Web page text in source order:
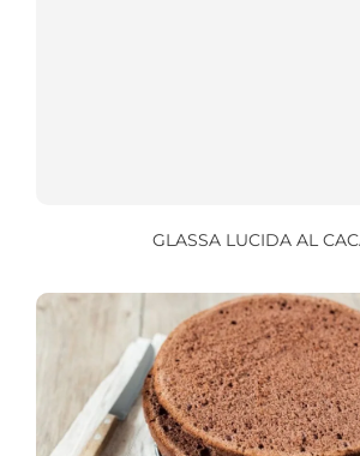
GLASSA LUCIDA AL